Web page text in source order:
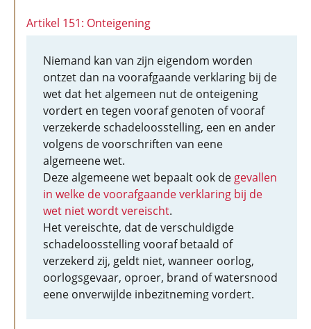
Artikel 151: Onteigening
Niemand kan van zijn eigendom worden
ontzet dan na voorafgaande verklaring bij de
wet dat het algemeen nut de onteigening
vordert en tegen vooraf genoten of vooraf
verzekerde schadeloosstelling, een en ander
volgens de voorschriften van eene
algemeene wet.
Deze algemeene wet bepaalt ook de gevallen
in welke de voorafgaande verklaring bij de
wet niet wordt vereischt.
Het vereischte, dat de verschuldigde
schadeloosstelling vooraf betaald of
verzekerd zij, geldt niet, wanneer oorlog,
oorlogsgevaar, oproer, brand of watersnood
eene onverwijlde inbezitneming vordert.